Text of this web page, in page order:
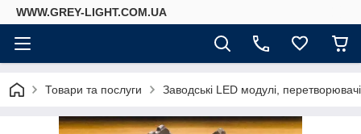
WWW.GREY-LIGHT.COM.UA
Товари та послуги Заводські LED модулі,